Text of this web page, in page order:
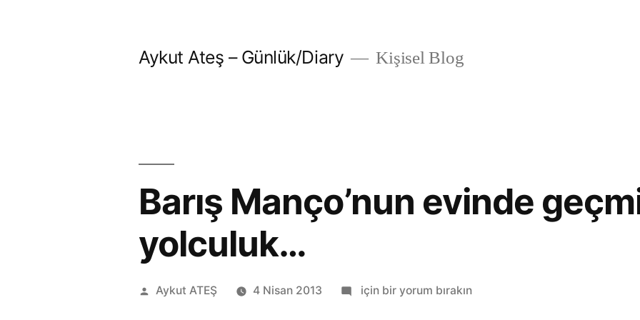
Aykut Ateş – Günlük/Diary Kişisel Blog
Barış Manço’nun evinde
yolculuk…
Gönderen:
Aykut ATEŞ 4 Nisan 2013
Barış
için bir yorum bırakın